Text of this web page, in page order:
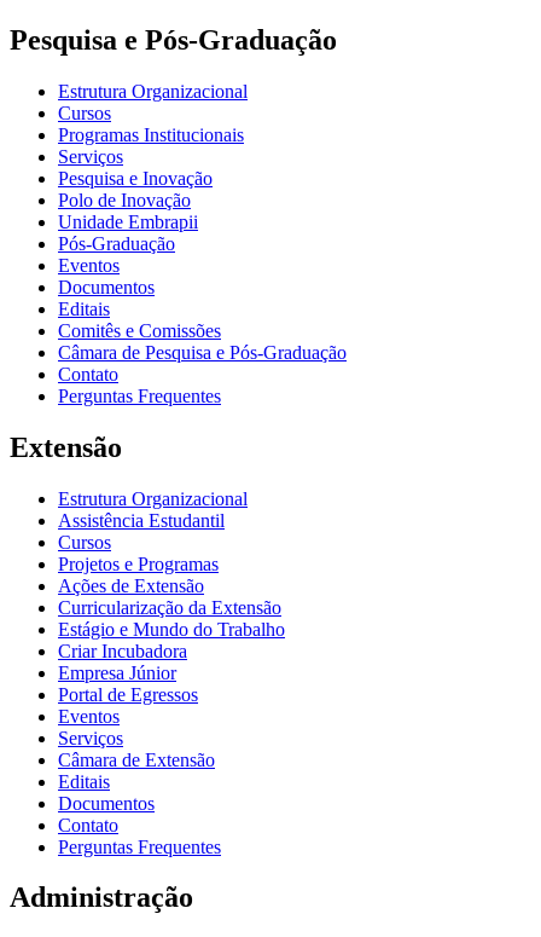
Pesquisa e Pós-Graduação
Estrutura Organizacional
Cursos
Programas Institucionais
Serviços
Pesquisa e Inovação
Polo de Inovação
Unidade Embrapii
Pós-Graduação
Eventos
Documentos
Editais
Comitês e Comissões
Câmara de Pesquisa e Pós-Graduação
Contato
Perguntas Frequentes
Extensão
Estrutura Organizacional
Assistência Estudantil
Cursos
Projetos e Programas
Ações de Extensão
Curricularização da Extensão
Estágio e Mundo do Trabalho
Criar Incubadora
Empresa Júnior
Portal de Egressos
Eventos
Serviços
Câmara de Extensão
Editais
Documentos
Contato
Perguntas Frequentes
Administração